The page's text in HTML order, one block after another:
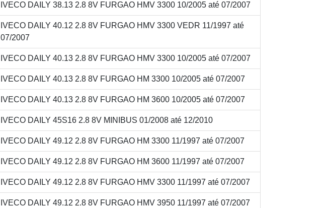
IVECO DAILY 38.13 2.8 8V FURGAO HMV 3300 10/2005 até 07/2007
IVECO DAILY 40.12 2.8 8V FURGAO HMV 3300 VEDR 11/1997 até
07/2007
IVECO DAILY 40.13 2.8 8V FURGAO HMV 3300 10/2005 até 07/2007
IVECO DAILY 40.13 2.8 8V FURGAO HM 3300 10/2005 até 07/2007
IVECO DAILY 40.13 2.8 8V FURGAO HM 3600 10/2005 até 07/2007
IVECO DAILY 45S16 2.8 8V MINIBUS 01/2008 até 12/2010
IVECO DAILY 49.12 2.8 8V FURGAO HM 3300 11/1997 até 07/2007
IVECO DAILY 49.12 2.8 8V FURGAO HM 3600 11/1997 até 07/2007
IVECO DAILY 49.12 2.8 8V FURGAO HMV 3300 11/1997 até 07/2007
IVECO DAILY 49.12 2.8 8V FURGAO HMV 3950 11/1997 até 07/2007